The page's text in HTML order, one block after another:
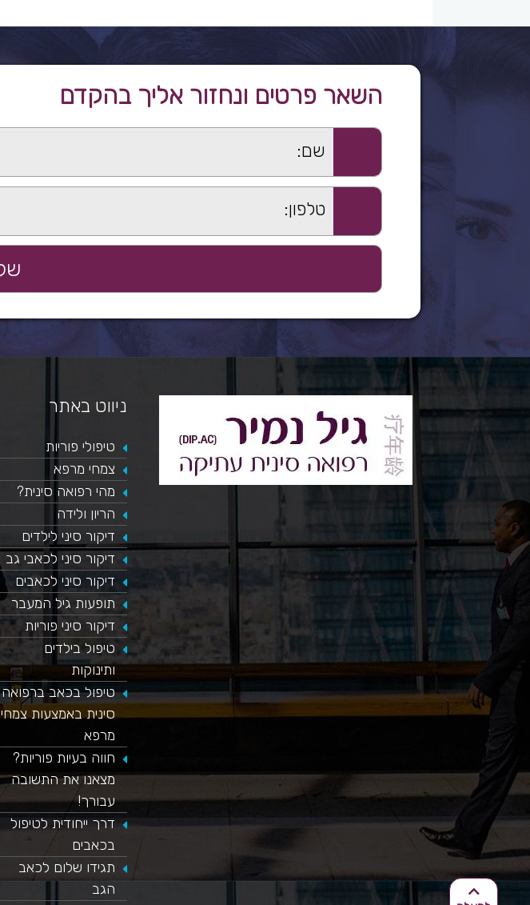
השאר פרטים ונחזור אליך בהקדם
ניווט באתר
טיפולי פוריות
צמחי מרפא
מהי רפואה סינית?
הריון ולידה
דיקור סיני לילדים
דיקור סיני לכאבי גב
דיקור סיני לכאבים
תופעות גיל המעבר
דיקור סיני פוריות
טיפול בילדים
ותינוקות
טיפול בכאב ברפואה
סינית באמצעות צמחי
מרפא
חווה בעיות פוריות?
מצאנו את התשובה
עבורך!
דרך ייחודית לטיפול
בכאבים
תגידו שלום לכאב
הגב